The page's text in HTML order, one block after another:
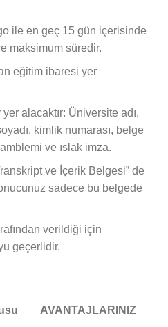
ile en geç 15 gün içerisinde
maksimum süredir.
eğitim ibaresi yer
alacaktır: Üniversite adı,
kimlik numarası, belge
ve ıslak imza.
ve İçerik Belgesi” de
sadece bu belgede
verildiği için
geçerlidir.
AVANTAJLARINIZ